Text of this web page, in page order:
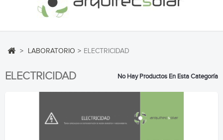
> LABORATORIO > ELECTRICIDAD
ELECTRICIDAD No Hay Productos En Esta Categoría